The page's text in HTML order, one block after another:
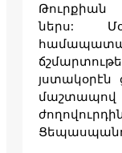
Թուրքիան
ներս:
մաշտապով